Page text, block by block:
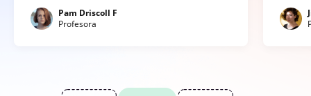
Pam Driscoll F
Profesora